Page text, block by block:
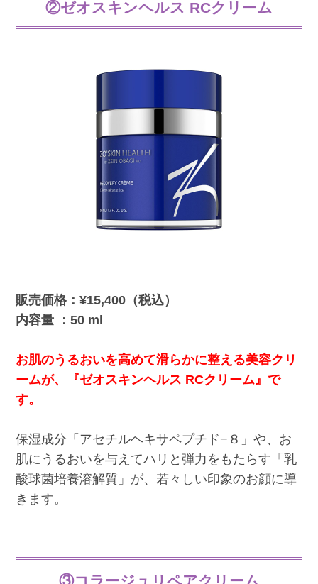
②ゼオスキンヘルス RCクリーム
販売価格：¥15,400（税込）
内容量 ：50 ml
お肌のうるおいを高めて滑らかに整える美容クリ
ームが、『ゼオスキンヘルス RCクリーム』で
す。
保湿成分「アセチルヘキサペプチド−８」や、お
肌にうるおいを与えてハリと弾力をもたらす「乳
酸球菌培養溶解質」が、若々しい印象のお顔に導
きます。